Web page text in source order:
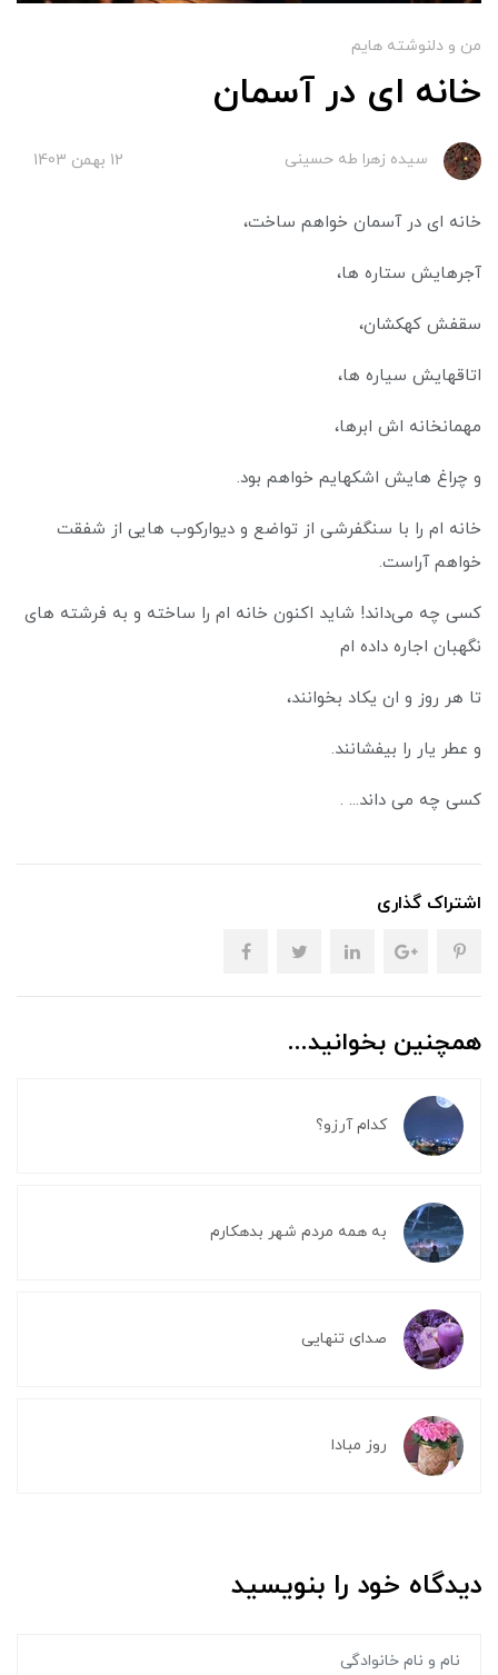
من و دلنوشته هایم
خانه ای در آسمان
سیده زهرا طه حسینی 12 بهمن 1403
خانه ای در آسمان خواهم ساخت،
آجرهایش ستاره‌ ها،
سقفش کهکشان،
اتاقهایش سیاره ها،
مهمانخانه اش ابرها،
و چراغ هایش اشکهایم خواهم بود.
خانه ام را با سنگفرشی از تواضع و دیوارکوب هایی از شفقت
خواهم آراست.
کسی چه می‌داند! شاید اکنون خانه ام را ساخته و به فرشته های
نگهبان اجاره داده ام
تا هر روز و ان یکاد بخوانند،
و عطر یار را بیفشانند.
کسی چه می داند... .
اشتراک گذاری
همچنین بخوانید...
کدام آرزو؟
به همه مردم شهر بدهکارم
صدای تنهایی
روز مبادا
دیدگاه خود را بنویسید